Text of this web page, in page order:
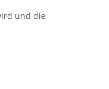
und die